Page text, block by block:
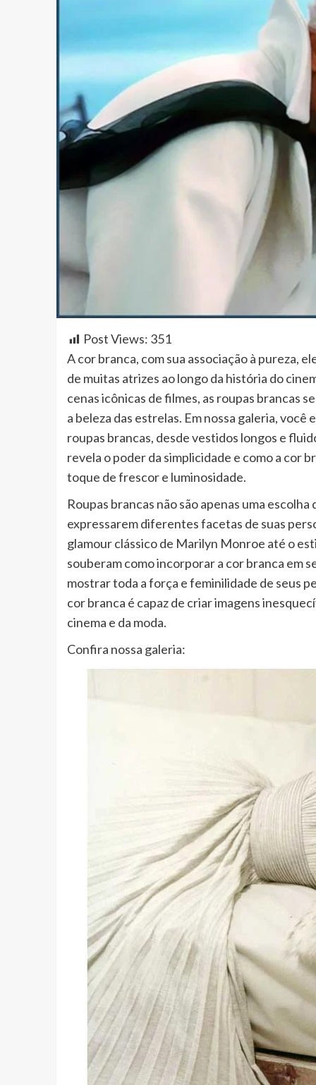
Post Views: 351
A cor branca, com sua associação à pureza,
de muitas atrizes ao longo da história do
cenas icônicas de filmes, as roupas brancas
a beleza das estrelas. Em nossa galeria,
roupas brancas, desde vestidos longos e
revela o poder da simplicidade e como a cor
toque de frescor e luminosidade.
Roupas brancas não são apenas uma
expressarem diferentes facetas de suas
glamour clássico de Marilyn Monroe até o
souberam como incorporar a cor branca em
mostrar toda a força e feminilidade de seus
cor branca é capaz de criar imagens
cinema e da moda.
Confira nossa galeria: